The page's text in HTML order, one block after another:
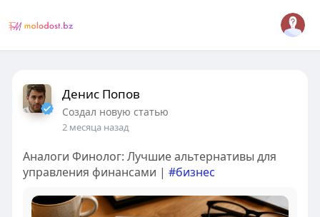
Денис Попов
Создал новую статью
2 месяца назад
Аналоги Финолог: Лучшие альтернативы для
управления финансами | #бизнес